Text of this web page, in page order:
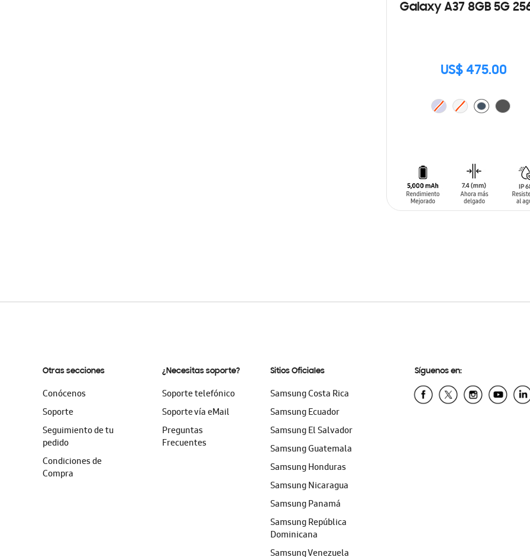
Galaxy A37 8GB 5G
US$ 475.00
Otras secciones
Conócenos
Soporte
Seguimiento de tu
pedido
Condiciones de
Compra
¿Necesitas soporte?
Soporte telefónico
Soporte vía eMail
Preguntas
Frecuentes
Sitios Oficiales
Samsung Costa Rica
Samsung Ecuador
Samsung El Salvador
Samsung Guatemala
Samsung Honduras
Samsung Nicaragua
Samsung Panamá
Samsung República
Dominicana
Samsung Venezuela
Síguenos en: